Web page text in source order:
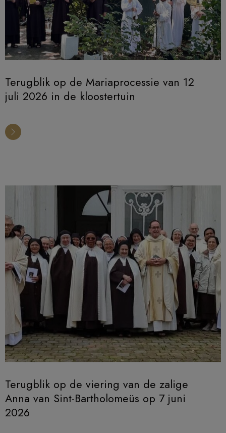
Terugblik op de Mariaprocessie van 12
juli 2026 in de kloostertuin
Terugblik op de viering van de zalige
Anna van Sint-Bartholomeüs op 7 juni
2026